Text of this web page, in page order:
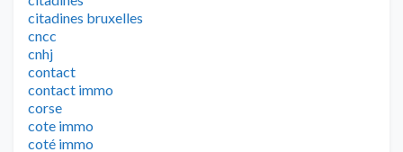
citadines bruxelles
cncc
cnhj
contact
contact immo
corse
cote immo
coté immo